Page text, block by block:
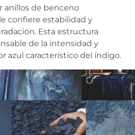
anillos de benceno
confiere estabilidad y
Esta estructura
de la intensidad y
azul característico del índigo.